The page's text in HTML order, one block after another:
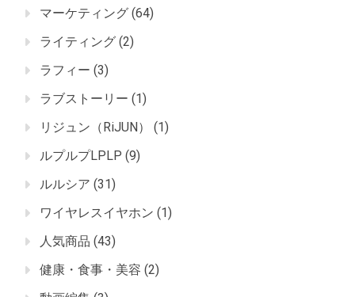
マーケティング (64)
ライティング (2)
ラフィー (3)
ラブストーリー (1)
リジュン（RiJUN）
(1)
ルプルプLPLP (9)
ルルシア (31)
ワイヤレスイヤホン (1)
人気商品 (43)
健康・食事・美容 (2)